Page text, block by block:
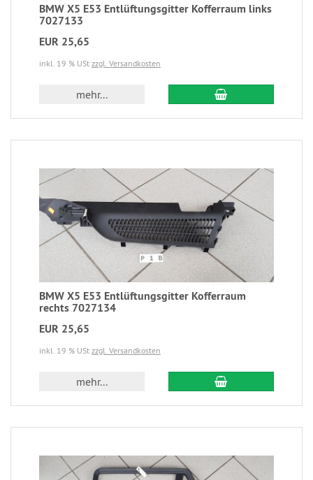
BMW X5 E53 Entlüftungsgitter Kofferraum links
7027133
EUR 25,65
inkl. 19 % USt zzgl. Versandkosten
mehr...
BMW X5 E53 Entlüftungsgitter Kofferraum
rechts 7027134
EUR 25,65
inkl. 19 % USt zzgl. Versandkosten
mehr...